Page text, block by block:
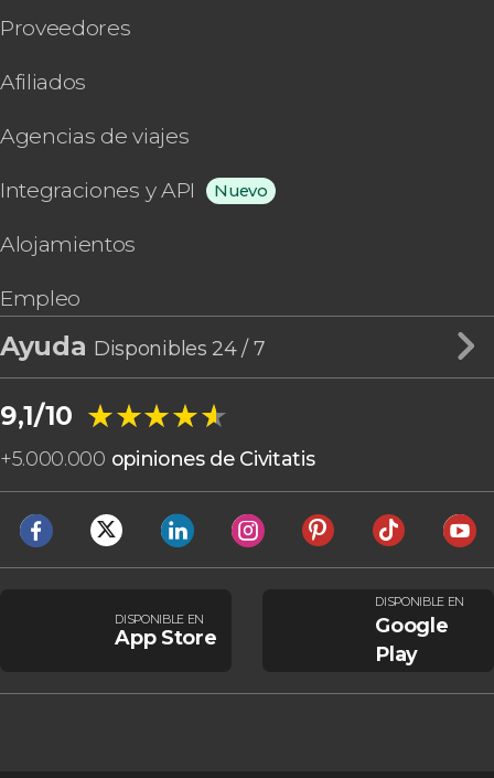
Proveedores
Afiliados
Agencias de viajes
Integraciones y API Nuevo
Alojamientos
Empleo
Ayuda Disponibles 24 / 7
9,1/10 ★★★★★
★★★★★
+5.000.000 opiniones de Civitatis
DISPONIBLE EN
App Store
DISPONIBLE EN
Google
Play